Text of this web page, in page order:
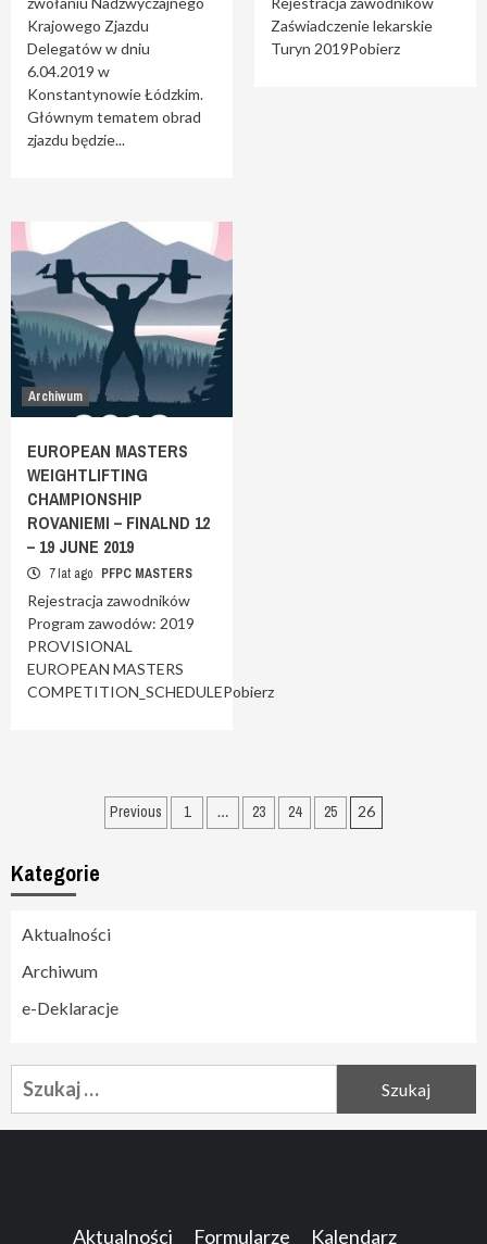
Krajowego Zjazdu
Delegatów w dniu
6.04.2019 w
Konstantynowie Łódzkim.
Głównym tematem obrad
zjazdu będzie...
Zaświadczenie lekarskie
Turyn 2019Pobierz
Archiwum
EUROPEAN MASTERS
WEIGHTLIFTING
CHAMPIONSHIP
ROVANIEMI – FINALND 12
– 19 JUNE 2019
7 lat ago PFPC MASTERS
Rejestracja zawodników
Program zawodów: 2019
PROVISIONAL
EUROPEAN MASTERS
COMPETITION_SCHEDULEPobierz
Nawigacja
Previous 1 … 23 24 25 26
Kategorie
Aktualności
Archiwum
e-Deklaracje
Szukaj:
Aktualności Formularze Kalendarz